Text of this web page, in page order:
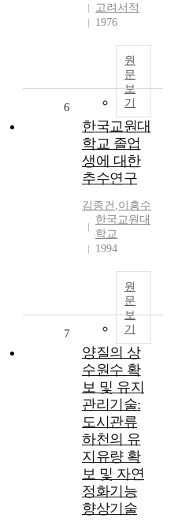
고려서적
1976
원
문
보
기
6
한국교원대
학교 졸업
생에 대한
추수연구
김종건 ,이흥수
한국교원대
학교
1994
원
문
보
기
7
양질의 상
수원수 확
보 및 유지
관리기술:
도시관류
하천의 유
지유량 확
보 및 자연
정화기능
향상기술